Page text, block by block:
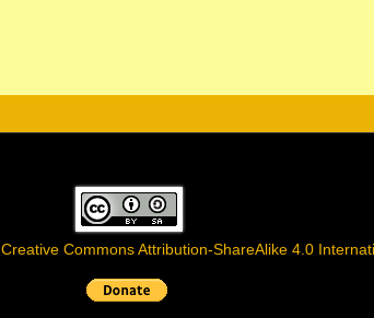
Creative Commons Attribution-ShareAlike 4.0